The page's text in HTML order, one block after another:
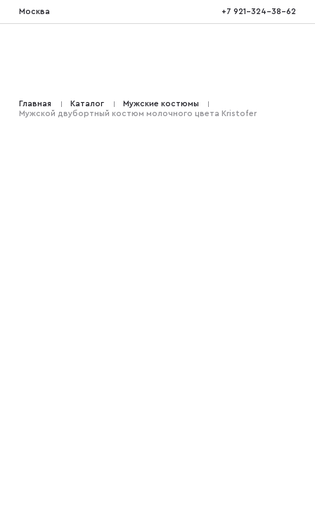
Москва +7 921-324-38-62
Костюмы двойка
Главная Каталог
Мужские костюмы
Мужской двубортный костюм молочного цвета Kristofer